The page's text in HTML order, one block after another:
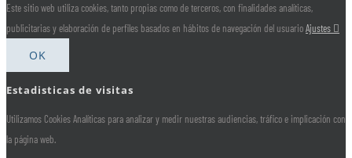
Este sitio web utiliza cookies, tanto propias como de terceros, con finalidades analíticas,
publicitarias y elaboración de perfiles basados en hábitos de navegación del usuarioAjustes
OK
Estadisticas de visitas
Utilizamos Cookies Analíticas para analizar y medir nuestras audiencias, tráfico e implicación con
la página web.